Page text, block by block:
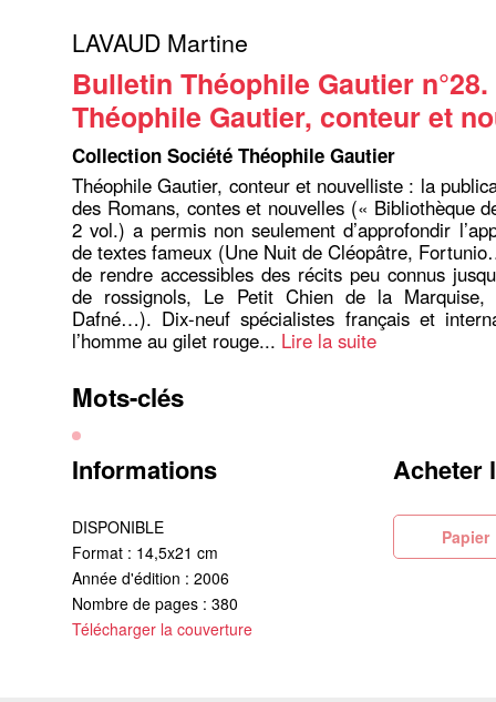
LAVAUD Martine
Bulletin Théophile Gautier n°28.
Théophile Gautier, conteur et
Collection Société Théophile Gautier
Théophile Gautier, conteur et nouvelliste : la
des Romans, contes et nouvelles (« Bibliothèque
2 vol.) a permis non seulement d’approfondir
de textes fameux (Une Nuit de Cléopâtre,
de rendre accessibles des récits peu connus
de rossignols, Le Petit Chien de la Marquise,
Dafné…). Dix-neuf spécialistes français et
l’homme au gilet rouge... Lire la suite
Mots-clés
Informations
DISPONIBLE
Format : 14,5x21 cm
Année d'édition : 2006
Nombre de pages : 380
Télécharger la couverture
Acheter